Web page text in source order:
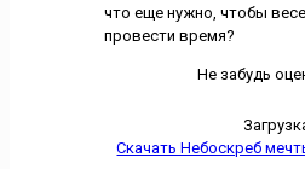
что еще нужно, чтобы
провести время?
Не забудь
Скачать Небоскреб